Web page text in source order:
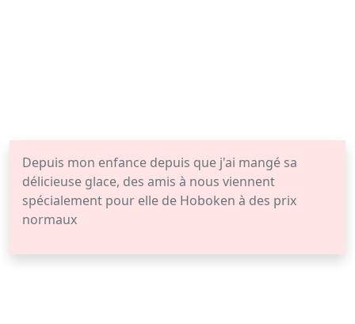
Depuis mon enfance depuis que j'ai mangé sa
délicieuse glace, des amis à nous viennent
spécialement pour elle de Hoboken à des prix
normaux